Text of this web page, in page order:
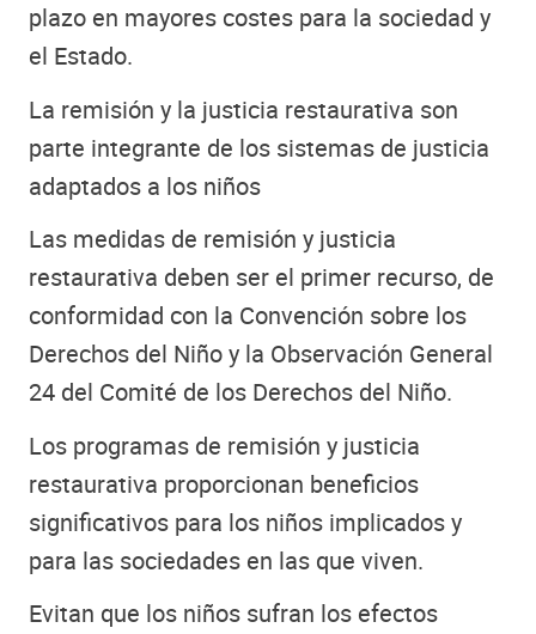
plazo en mayores costes para la sociedad y
el Estado.
La remisión y la justicia restaurativa son
parte integrante de los sistemas de justicia
adaptados a los niños
Las medidas de remisión y justicia
restaurativa deben ser el primer recurso, de
conformidad con la Convención sobre los
Derechos del Niño y la Observación General
24 del Comité de los Derechos del Niño.
Los programas de remisión y justicia
restaurativa proporcionan beneficios
significativos para los niños implicados y
para las sociedades en las que viven.
Evitan que los niños sufran los efectos